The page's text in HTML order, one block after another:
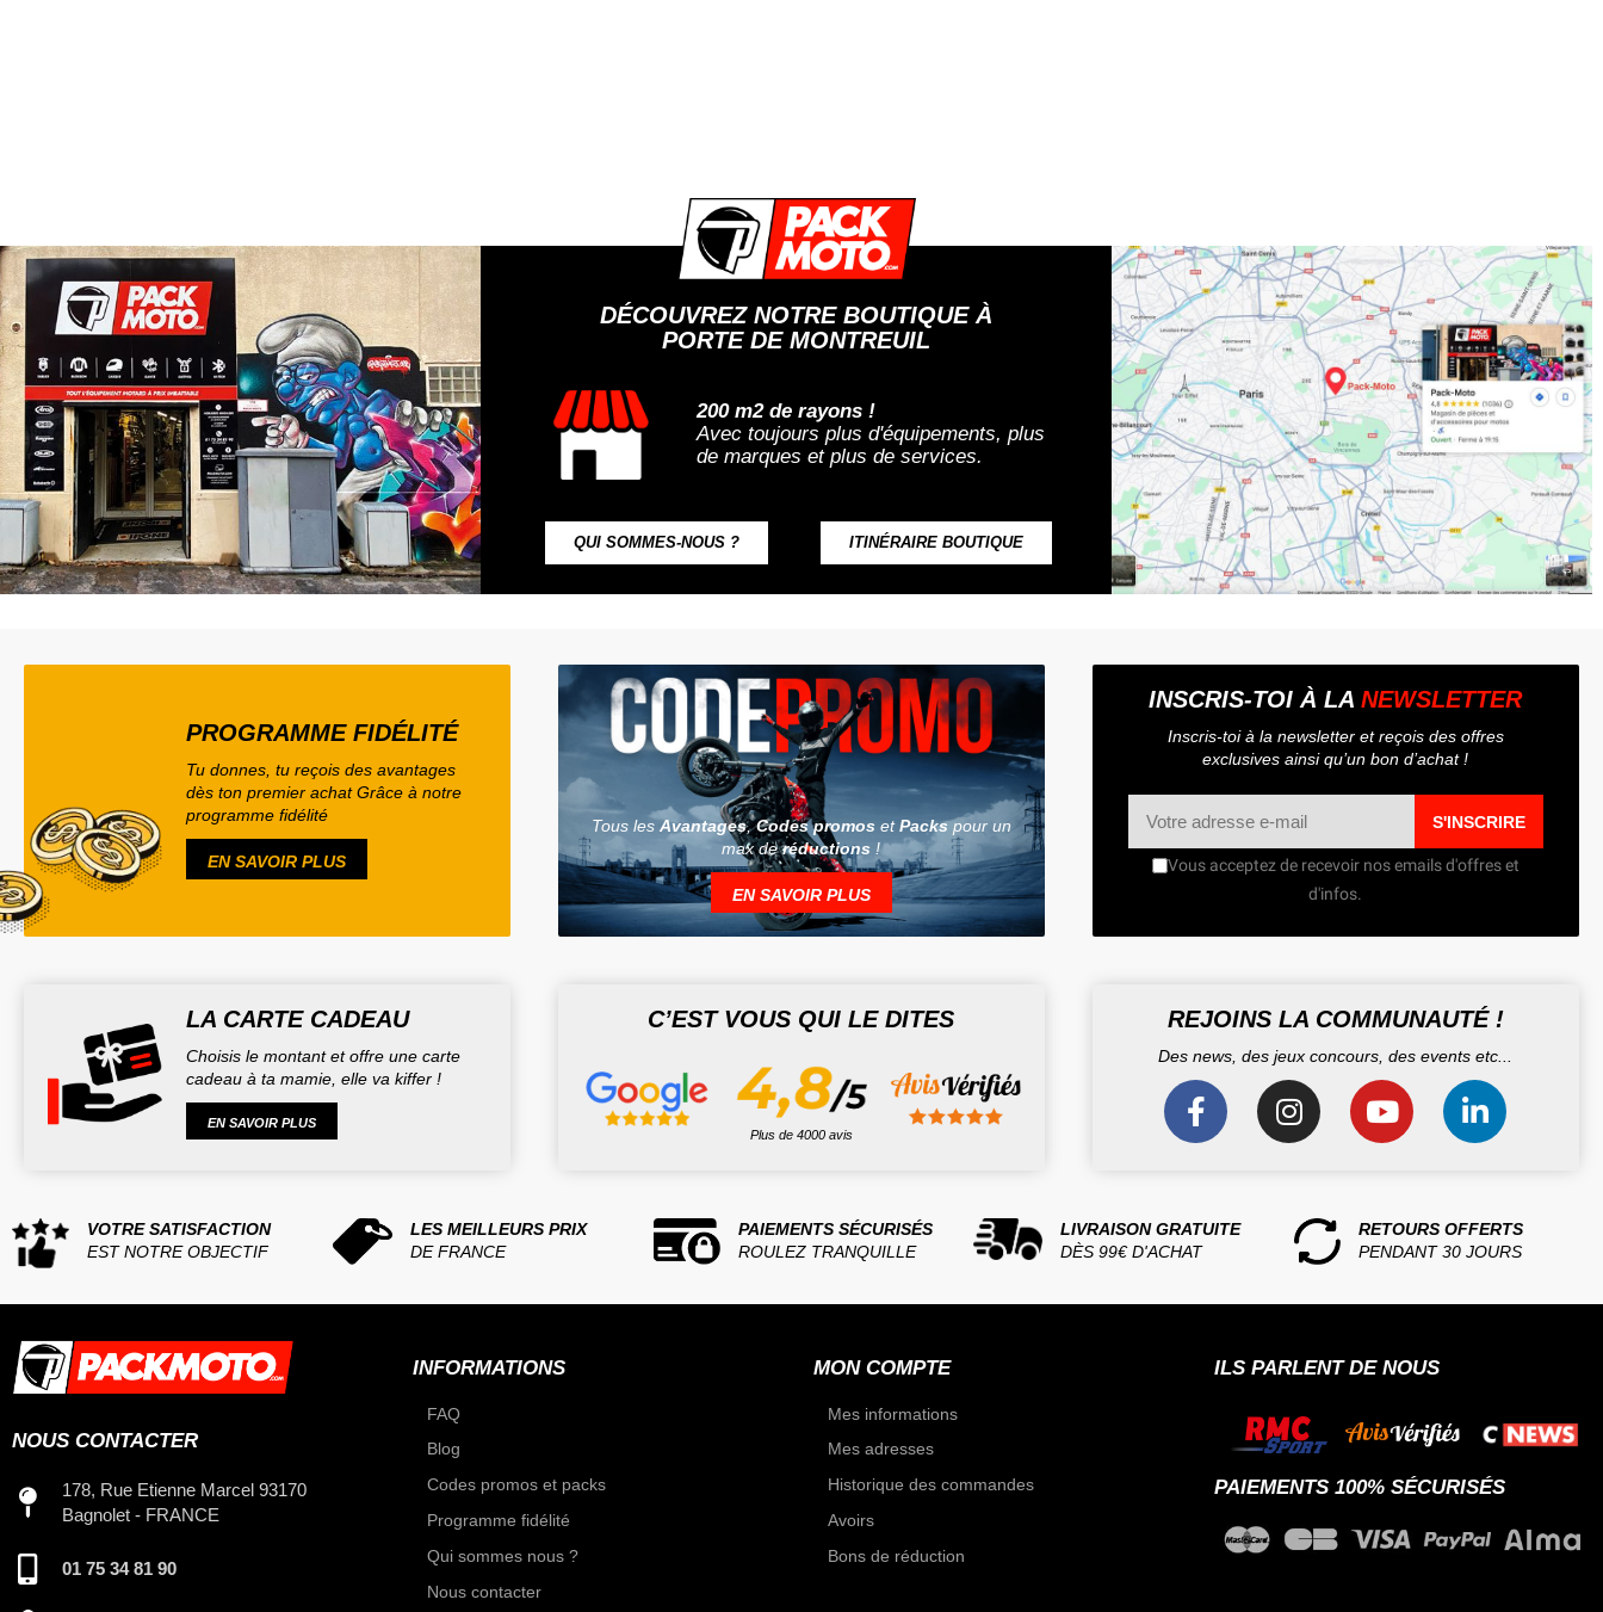
DÉCOUVREZ NOTRE BOUTIQUE À
PORTE DE MONTREUIL
200 m2 de rayons !
Avec toujours plus d'équipements, plus
de marques et plus de services.
QUI SOMMES-NOUS ? ITINÉRAIRE BOUTIQUE
PROGRAMME FIDÉLITÉ
Tu donnes, tu reçois des avantages
dès ton premier achat Grâce à notre
programme fidélité
EN SAVOIR PLUS
Tous les Avantages,Codes promosetPackspour un
max deréductions !
EN SAVOIR PLUS
INSCRIS-TOI À LANEWSLETTER
Inscris-toi à la newsletter et reçois des offres
exclusives ainsi qu’un bon d’achat !
S'INSCRIRE
Vous acceptez de recevoir nos emails d'offres et
d'infos.
LA CARTE CADEAU
Choisis le montant et offre une carte
cadeau à ta mamie, elle va kiffer !
EN SAVOIR PLUS
C’EST VOUS QUI LE DITES
Plus de 4000 avis
REJOINS LA COMMUNAUTÉ !
Des news, des jeux concours, des events etc...
VOTRE SATISFACTION
EST NOTRE OBJECTIF
LES MEILLEURS PRIX
DE FRANCE
PAIEMENTS SÉCURISÉS
ROULEZ TRANQUILLE
LIVRAISON GRATUITE
DÈS 99€ D'ACHAT
RETOURS OFFERTS
PENDANT 30 JOURS
NOUS CONTACTER
178, Rue Etienne Marcel 93170
Bagnolet - FRANCE
01 75 34 81 90
INFORMATIONS
FAQ
Blog
Codes promos et packs
Programme fidélité
Qui sommes nous ?
Nous contacter
MON COMPTE
Mes informations
Mes adresses
Historique des commandes
Avoirs
Bons de réduction
ILS PARLENT DE NOUS
PAIEMENTS 100% SÉCURISÉS